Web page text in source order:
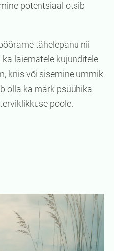
potentsiaal otsib
tähelepanu nii
laiematele kujunditele
kriis või sisemine ummik
olla ka märk psüühika
poole.